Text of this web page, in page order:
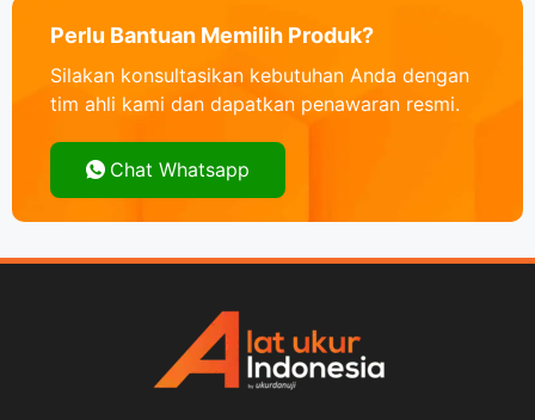
Perlu Bantuan Memilih Produk?
Silakan konsultasikan kebutuhan Anda dengan
tim ahli kami dan dapatkan penawaran resmi.
Chat Whatsapp